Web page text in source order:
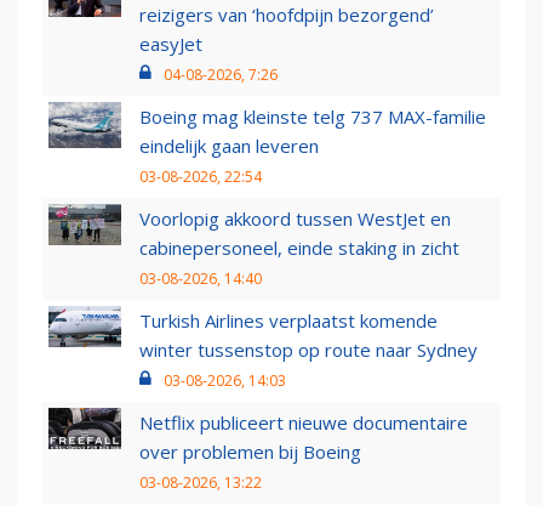
reizigers van ‘hoofdpijn bezorgend’
easyJet
04-08-2026, 7:26
Boeing mag kleinste telg 737 MAX-familie
eindelijk gaan leveren
03-08-2026, 22:54
Voorlopig akkoord tussen WestJet en
cabinepersoneel, einde staking in zicht
03-08-2026, 14:40
Turkish Airlines verplaatst komende
winter tussenstop op route naar Sydney
03-08-2026, 14:03
Netflix publiceert nieuwe documentaire
over problemen bij Boeing
03-08-2026, 13:22